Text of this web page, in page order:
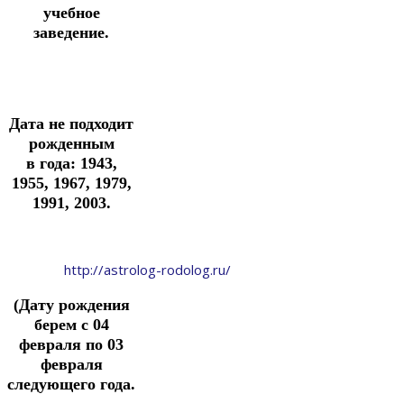
учебное
заведение.
Дата не подходит
рожденным
в года: 1943,
1955, 1967, 1979,
1991, 2003.
http://astrolog-rodolog.ru/
(Дату рождения
берем с 04
февраля по 03
февраля
следующего года.